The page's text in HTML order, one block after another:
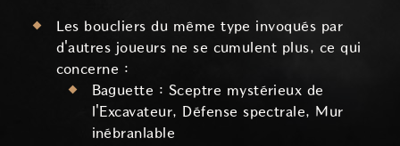
Les boucliers du même type invoqués par
d'autres joueurs ne se cumulent plus, ce qui
concerne :
Baguette : Sceptre mystérieux de
l'Excavateur, Défense spectrale, Mur
inébranlable